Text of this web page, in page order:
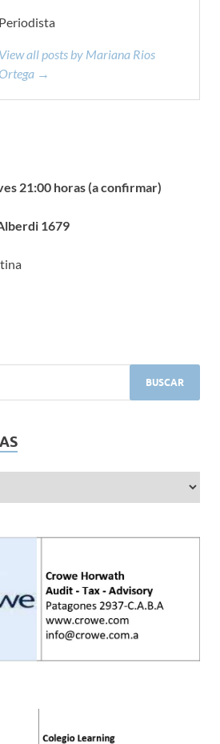
Periodista
View all posts by Mariana Rios
Ortega →
21:00 horas (a confirmar)
1679